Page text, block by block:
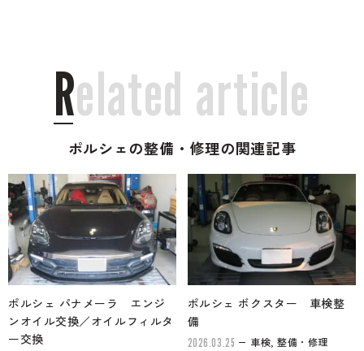
Related article
ポルシェの整備・修理の関連記事
ポルシェ パナメーラ エンジ
ンオイル交換／オイルフィルタ
ー交換
ポルシェ ボクスター 車検整
備
2026.03.25 車検, 整備・修理